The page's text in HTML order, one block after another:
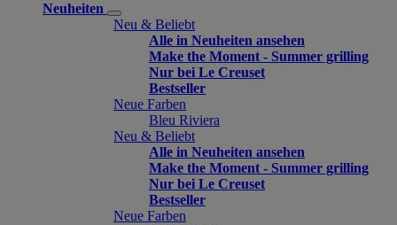
Neuheiten
Neu & Beliebt
Alle in Neuheiten ansehen
Make the Moment - Summer grilling
Nur bei Le Creuset
Bestseller
Neue Farben
Bleu Riviera
Neu & Beliebt
Alle in Neuheiten ansehen
Make the Moment - Summer grilling
Nur bei Le Creuset
Bestseller
Neue Farben